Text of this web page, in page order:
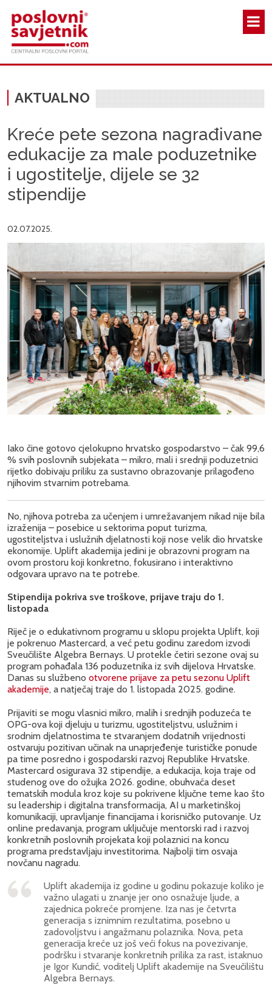
AKTUALNO
Kreće pete sezona nagrađivane
edukacije za male poduzetnike
i ugostitelje, dijele se 32
stipendije
02.07.2025.
Iako čine gotovo cjelokupno hrvatsko gospodarstvo – čak 99,6
% svih poslovnih subjekata – mikro, mali i srednji poduzetnici
rijetko dobivaju priliku za sustavno obrazovanje prilagođeno
njihovim stvarnim potrebama.
No, njihova potreba za učenjem i umrežavanjem nikad nije bila
izraženija – posebice u sektorima poput turizma,
ugostiteljstva i uslužnih djelatnosti koji nose velik dio hrvatske
ekonomije. Uplift akademija jedini je obrazovni program na
ovom prostoru koji konkretno, fokusirano i interaktivno
odgovara upravo na te potrebe.
Stipendija pokriva sve troškove, prijave traju do 1.
listopada
Riječ je o edukativnom programu u sklopu projekta Uplift, koji
je pokrenuo Mastercard, a već petu godinu zaredom izvodi
Sveučilište Algebra Bernays. U protekle četiri sezone ovaj su
program pohađala 136 poduzetnika iz svih dijelova Hrvatske.
Danas su službeno otvorene prijave za petu sezonu Uplift
akademije, a natječaj traje do 1. listopada 2025. godine.
Prijaviti se mogu vlasnici mikro, malih i srednjih poduzeća te
OPG-ova koji djeluju u turizmu, ugostiteljstvu, uslužnim i
srodnim djelatnostima te stvaranjem dodatnih vrijednosti
ostvaruju pozitivan učinak na unaprjeđenje turističke ponude
pa time posredno i gospodarski razvoj Republike Hrvatske.
Mastercard osigurava 32 stipendije, a edukacija, koja traje od
studenog ove do ožujka 2026. godine, obuhvaća deset
tematskih modula kroz koje su pokrivene ključne teme kao što
su leadership i digitalna transformacija, AI u marketinškoj
komunikaciji, upravljanje financijama i korisničko putovanje. Uz
online predavanja, program uključuje mentorski rad i razvoj
konkretnih poslovnih projekata koji polaznici na koncu
programa predstavljaju investitorima. Najbolji tim osvaja
novčanu nagradu.
Uplift akademija iz godine u godinu pokazuje koliko je
važno ulagati u znanje jer ono osnažuje ljude, a
zajednica pokreće promjene. Iza nas je četvrta
generacija s iznimnim rezultatima, posebno u
zadovoljstvu i angažmanu polaznika. Nova, peta
generacija kreće uz još veći fokus na povezivanje,
podršku i stvaranje konkretnih prilika za rast, istaknuo
je Igor Kundić, voditelj Uplift akademije na Sveučilištu
Algebra Bernays.